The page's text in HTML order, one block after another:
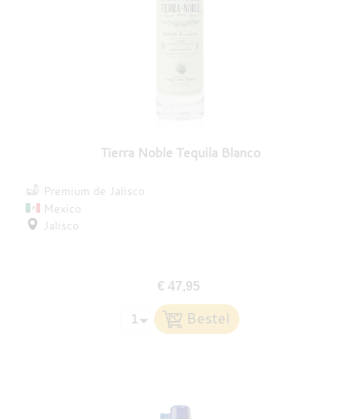
Tierra Noble Tequila Blanco
Premium de Jalisco
Mexico
Jalisco
€ 47,95